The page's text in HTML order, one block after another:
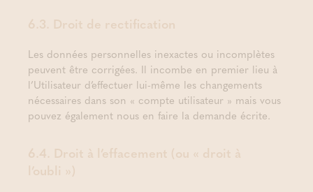
6.3. Droit de rectification
Les données personnelles inexactes ou incomplètes
peuvent être corrigées. Il incombe en premier lieu à
l’Utilisateur d’effectuer lui-même les changements
nécessaires dans son « compte utilisateur » mais vous
pouvez également nous en faire la demande écrite.
6.4. Droit à l’effacement (ou « droit à
l’oubli »)